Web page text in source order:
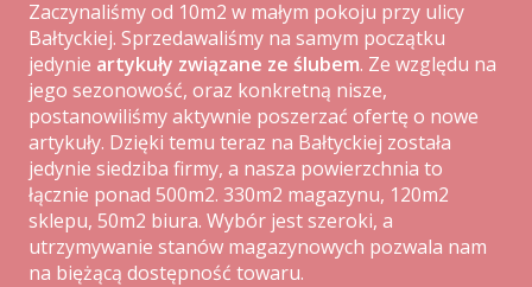
Zaczynaliśmy od 10m2 w małym pokoju przy ulicy
Bałtyckiej. Sprzedawaliśmy na samym początku
jedynie artykuły związane ze ślubem. Ze względu na
jego sezonowość, oraz konkretną nisze,
postanowiliśmy aktywnie poszerzać ofertę o nowe
artykuły. Dzięki temu teraz na Bałtyckiej została
jedynie siedziba firmy, a nasza powierzchnia to
łącznie ponad 500m2. 330m2 magazynu, 120m2
sklepu, 50m2 biura. Wybór jest szeroki, a
utrzymywanie stanów magazynowych pozwala nam
na biężącą dostępność towaru.